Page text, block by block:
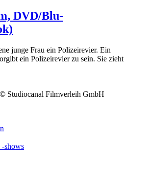
DVD/Blu-
junge Frau ein Polizeirevier. Ein
ein Polizeirevier zu sein. Sie zieht
shows